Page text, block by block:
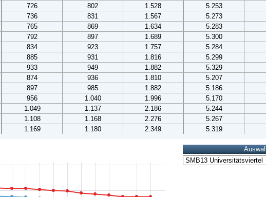
726 802 1.528 5.253
736 831 1.567 5.273
765 869 1.634 5.283
792 897 1.689 5.300
834 923 1.757 5.284
885 931 1.816 5.299
933 949 1.882 5.329
874 936 1.810 5.207
897 985 1.882 5.186
956 1.040 1.996 5.170
1.049 1.137 2.186 5.244
1.108 1.168 2.276 5.267
1.169 1.180 2.349 5.319